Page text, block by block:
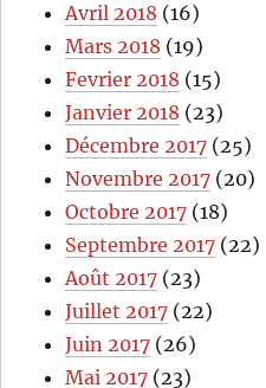
Avril 2018 (16)
Mars 2018 (19)
Fevrier 2018 (15)
Janvier 2018 (23)
Décembre 2017 (25)
Novembre 2017 (20)
Octobre 2017 (18)
Septembre 2017 (22)
Août 2017 (23)
Juillet 2017 (22)
Juin 2017 (26)
Mai 2017 (23)